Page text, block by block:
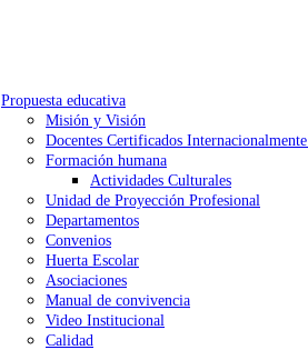
Propuesta educativa
Misión y Visión
Docentes Certificados
Formación humana
Actividades Culturales
Unidad de Proyección Profesional
Departamentos
Convenios
Huerta Escolar
Asociaciones
Manual de convivencia
Video Institucional
Calidad